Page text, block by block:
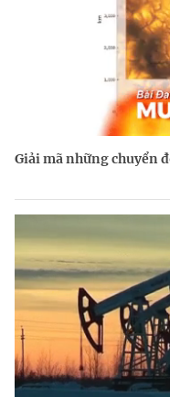
Giải mã những chuyển